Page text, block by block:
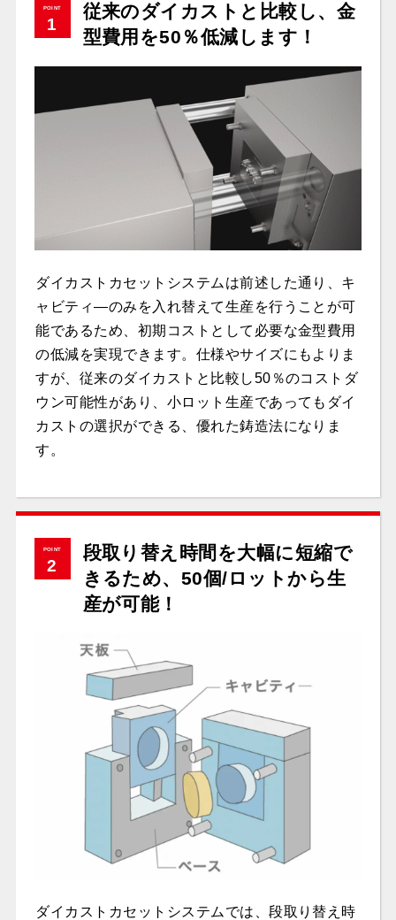
POINT
1
従来のダイカストと比較し、金
型費用を50％低減します！
ダイカストカセットシステムは前述した通り、キ
ャビティ―のみを入れ替えて生産を行うことが可
能であるため、初期コストとして必要な金型費用
の低減を実現できます。仕様やサイズにもよりま
すが、従来のダイカストと比較し50％のコストダ
ウン可能性があり、小ロット生産であってもダイ
カストの選択ができる、優れた鋳造法になりま
す。
POINT
2
段取り替え時間を大幅に短縮で
きるため、50個/ロットから生
産が可能！
ダイカストカセットシステムでは、段取り替え時